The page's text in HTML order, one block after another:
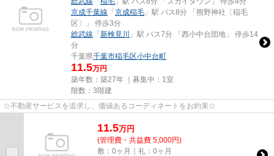
京成千葉線 「京成稲毛 」駅 バス8分 「熊野神社〔稲毛
区〕」 停歩3分
総武線 「新検見川
」駅 バス7分 「西小中台団地」 停歩14
分
千葉県千葉市稲毛区小中台町
11.5万円
築年数：築27年 ｜募集中： 1室
階数：3階建
☆不動産サービスを追求し、価値あるコーディネートをお約束☆
11.5万円
(管理費・共益費 5,000円)
敷：0ヶ月｜礼：0ヶ月